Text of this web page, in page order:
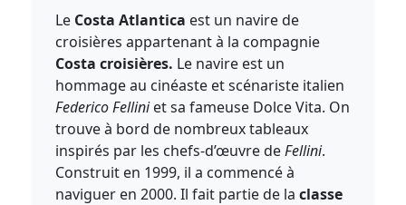
Le Costa Atlantica est un navire de
croisières appartenant à la compagnie
Costa croisières. Le navire est un
hommage au cinéaste et scénariste italien
Federico Felliniet sa fameuse Dolce Vita. On
trouve à bord de nombreux tableaux
inspirés par les chefs-d’œuvre deFellini.
Construit en 1999, il a commencé à
naviguer en 2000. Il fait partie de laclasse